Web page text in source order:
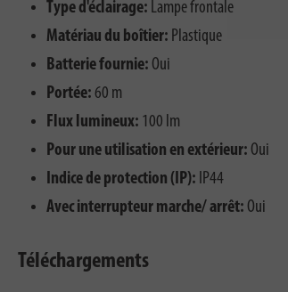
Type d'éclairage: Lampe frontale
Matériau du boîtier: Plastique
Batterie fournie: Oui
Portée: 60 m
Flux lumineux: 100 lm
Pour une utilisation en extérieur: Oui
Indice de protection (IP): IP44
Avec interrupteur marche/ arrêt: Oui
Téléchargements